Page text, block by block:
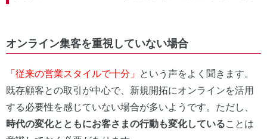
オンライン集客を重視していない場合
「従来の営業スタイルで十分」
という声をよく聞きます。
既存顧客との取引が中心で、新規開拓にオンラインを活用
する必要性を感じていない場合が多いようです。ただし、
時代の変化とともにお客さまの行動も変化していることは